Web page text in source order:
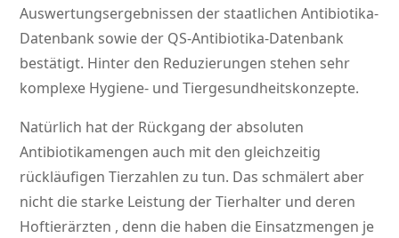
Auswertungsergebnissen der staatlichen Antibiotika-
Datenbank sowie der QS-Antibiotika-Datenbank
bestätigt. Hinter den Reduzierungen stehen sehr
komplexe Hygiene- und Tiergesundheitskonzepte.
Natürlich hat der Rückgang der absoluten
Antibiotikamengen auch mit den gleichzeitig
rückläufigen Tierzahlen zu tun. Das schmälert aber
nicht die starke Leistung der Tierhalter und deren
Hoftierärzten , denn die haben die Einsatzmengen je